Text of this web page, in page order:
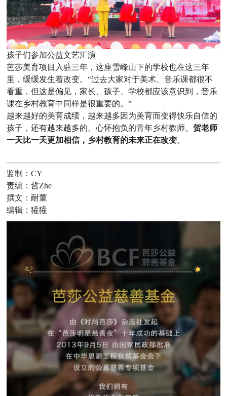
孩子们参加公益文艺汇演
芭莎美育项目入驻三年，这座雪峰山下的学校也在这三年
里，缓缓发生着改变。“过去大家对于美术、音乐课都很不
看重，但这是偏见，家长、孩子、学校都应该意识到，音乐
课在乡村教育中同样是很重要的。”
越来越好的美育成绩，越来越多因为美育而变得快乐自信的
孩子，还有越来越多的、心怀抱负的青年乡村教师。贺老师
一天比一天更加相信，乡村教育的未来正在改变。
监制：CY
责编：哲Zhe
撰文：耐董
编辑：獾獾